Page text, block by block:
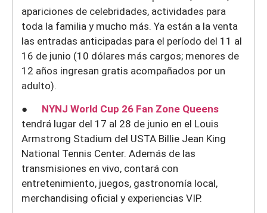
apariciones de celebridades, actividades para
toda la familia y mucho más. Ya están a la venta
las entradas anticipadas para el período del 11 al
16 de junio (10 dólares más cargos; menores de
12 años ingresan gratis acompañados por un
adulto).
● NYNJ World Cup 26 Fan Zone Queens
tendrá lugar del 17 al 28 de junio en el Louis
Armstrong Stadium del USTA Billie Jean King
National Tennis Center. Además de las
transmisiones en vivo, contará con
entretenimiento, juegos, gastronomía local,
merchandising oficial y experiencias VIP.